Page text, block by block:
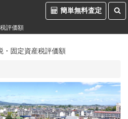
簡単無料査定
評価額
・固定資産税評価額